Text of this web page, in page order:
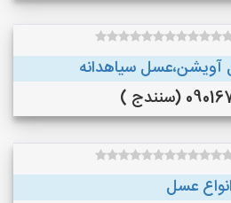
آویشن،عسل سیاهدانه
(سنندج )
انواع عسل